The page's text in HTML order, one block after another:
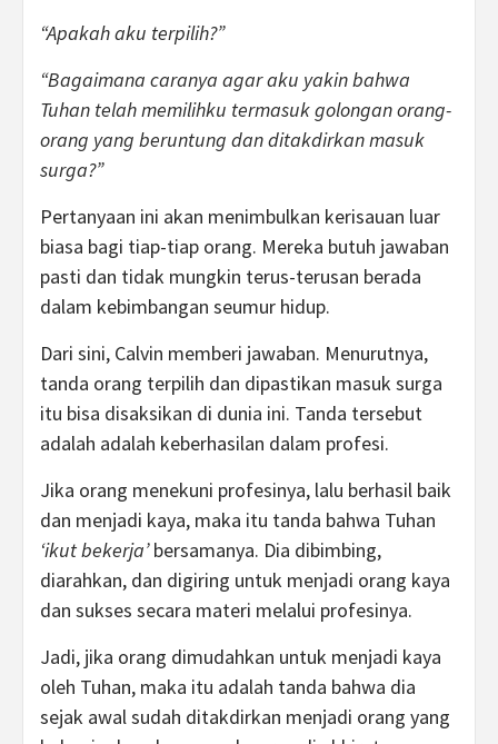
“Apakah aku terpilih?”
“Bagaimana caranya agar aku yakin bahwa
Tuhan telah memilihku termasuk golongan orang-
orang yang beruntung dan ditakdirkan masuk
surga?”
Pertanyaan ini akan menimbulkan kerisauan luar
biasa bagi tiap-tiap orang. Mereka butuh jawaban
pasti dan tidak mungkin terus-terusan berada
dalam kebimbangan seumur hidup.
Dari sini, Calvin memberi jawaban. Menurutnya,
tanda orang terpilih dan dipastikan masuk surga
itu bisa disaksikan di dunia ini. Tanda tersebut
adalah adalah keberhasilan dalam profesi.
Jika orang menekuni profesinya, lalu berhasil baik
dan menjadi kaya, maka itu tanda bahwa Tuhan
‘ikut bekerja’bersamanya. Dia dibimbing,
diarahkan, dan digiring untuk menjadi orang kaya
dan sukses secara materi melalui profesinya.
Jadi, jika orang dimudahkan untuk menjadi kaya
oleh Tuhan, maka itu adalah tanda bahwa dia
sejak awal sudah ditakdirkan menjadi orang yang